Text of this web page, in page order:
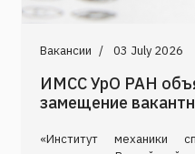
Вакансии 03 July 2026
ИМСС УрО РАН
замещение
«Институт механики